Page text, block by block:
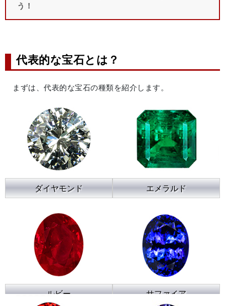
う！
代表的な宝石とは？
まずは、代表的な宝石の種類を紹介します。
ダイヤモンド エメラルド
ルビー サファイア